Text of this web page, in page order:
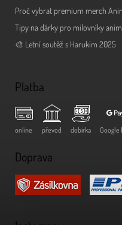
Proč vybrat premium merch
Tipy na dárky pro milovníky
🎨 Letní soutěž s Harukim 2025
Platba
online převod dobírka Google
Doprava